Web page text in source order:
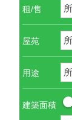
租/售
屋苑
用途
建築面積